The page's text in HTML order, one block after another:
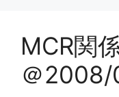
MCR関
＠2008/